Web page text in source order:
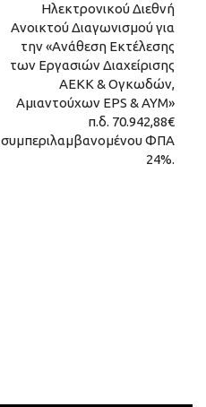
Ηλεκτρονικού Διεθνή
Ανοικτού Διαγωνισμού για
την «Ανάθεση Εκτέλεσης
των Εργασιών Διαχείρισης
ΑΕΚΚ & Ογκωδών,
Αμιαντούχων EPS & ΑΥΜ»
π.δ. 70.942,88€
συμπεριλαμβανομένου ΦΠΑ
24%.